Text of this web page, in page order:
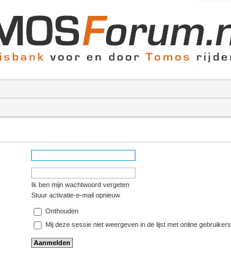
Ik ben mijn wachtwoord vergeten
Stuur activatie-e-mail opnieuw
Onthouden
Mij deze sessie niet weergeven in de lijst met online gebruikers